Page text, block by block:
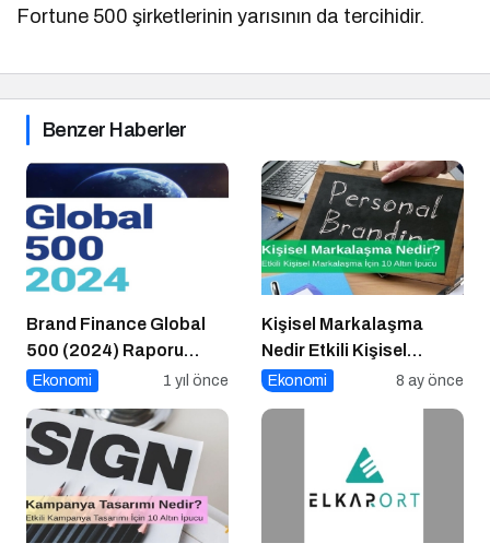
Fortune 500 şirketlerinin yarısının da tercihidir.
Benzer Haberler
Brand Finance Global
500 (2024) Raporu
Yayımlandı!
Ekonomi 1 yıl önce
Kişisel Markalaşma
Nedir Etkili Kişisel
Markalaşma için 10 Altın
Ekonomi 8 ay önce